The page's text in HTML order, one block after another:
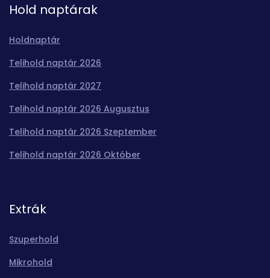
Hold naptárak
Holdnaptár
Telihold naptár 2026
Telihold naptár 2027
Telihold naptár 2026 Augusztus
Telihold naptár 2026 Szeptember
Telihold naptár 2026 Október
Extrák
Szuperhold
Mikrohold